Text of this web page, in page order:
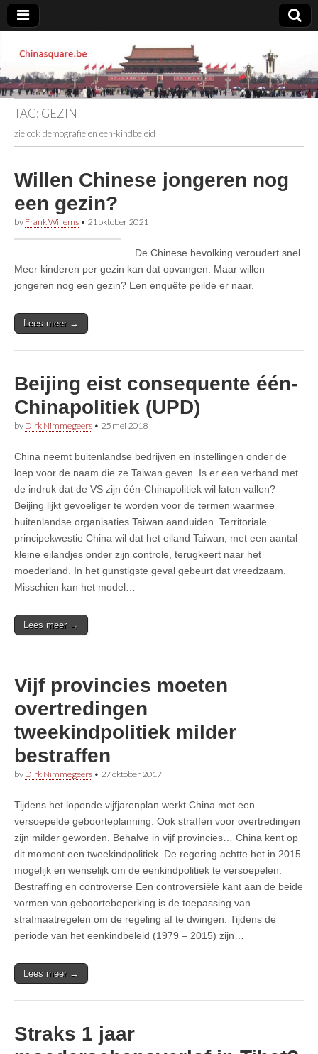
Chinasquare.be
TAG: GEZIN
zie ook demografie en een-kindbeleid
Willen Chinese jongeren nog
een gezin?
by Frank Willems • 21 oktober 2021
De Chinese bevolking veroudert snel.
Meer kinderen per gezin kan dat opvangen. Maar willen
jongeren nog een gezin? Een enquête peilde er naar.
Lees meer →
Beijing eist consequente één-
Chinapolitiek (UPD)
by Dirk Nimmegeers • 25 mei 2018
China neemt buitenlandse bedrijven en instellingen onder de
loep voor de naam die ze Taiwan geven. Is er een verband met
de indruk dat de VS zijn één-Chinapolitiek wil laten vallen?
Beijing lijkt gevoeliger te worden voor de termen waarmee
buitenlandse organisaties Taiwan aanduiden. Territoriale
principekwestie China wil dat het eiland Taiwan, met een aantal
kleine eilandjes onder zijn controle, terugkeert naar het
moederland. In het gunstigste geval gebeurt dat vreedzaam.
Misschien kan het model…
Lees meer →
Vijf provincies moeten
overtredingen
tweekindpolitiek milder
bestraffen
by Dirk Nimmegeers • 27 oktober 2017
Tijdens het lopende vijfjarenplan werkt China met een
versoepelde geboorteplanning. Ook straffen voor overtredingen
zijn milder geworden. Behalve in vijf provincies… China kent op
dit moment een tweekindpolitiek. De regering achtte het in 2015
mogelijk en wenselijk om de eenkindpolitiek te versoepelen.
Bestraffing en controverse Een controversiële kant aan de beide
vormen van geboortebeperking is de toepassing van
strafmaatregelen om de regeling af te dwingen. Tijdens de
periode van het eenkindbeleid (1979 – 2015) zijn…
Lees meer →
Straks 1 jaar